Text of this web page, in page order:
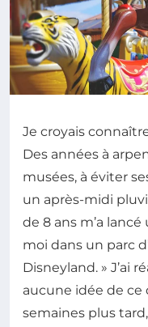
Je croyais
Des années à
musées, à éviter
un après-midi
de 8 ans m’a
moi dans un parc
Disneyland. » J’ai
aucune idée de ce
semaines plus